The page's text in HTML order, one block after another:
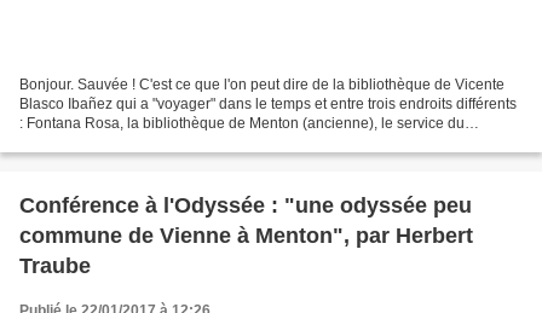
Bonjour. Sauvée ! C'est ce que l'on peut dire de la bibliothèque de Vicente
Blasco Ibañez qui a "voyager" dans le temps et entre trois endroits différents
: Fontana Rosa, la bibliothèque de Menton (ancienne), le service du
Conférence à l'Odyssée : "une odyssée peu
commune de Vienne à Menton", par Herbert
Traube